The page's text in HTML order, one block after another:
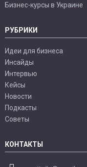
Бизнес-курсы в Украине
РУБРИКИ
Идеи для бизнеса
Инсайды
Интервью
Кейсы
Новости
Подкасты
Советы
КОНТАКТЫ